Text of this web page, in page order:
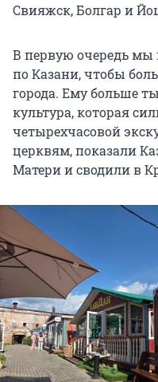
Свияжск, Болгар и
В первую очередь мы
по Казани, чтобы
города. Ему больше
культура, которая
четырехчасовой
церквям, показали
Матери и сводили в